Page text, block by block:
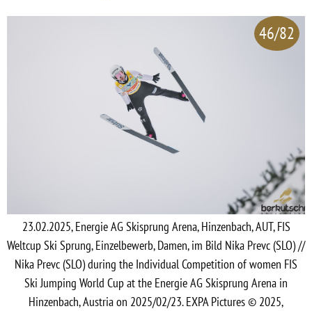
46/82
23.02.2025, Energie AG Skisprung Arena, Hinzenbach, AUT, FIS
Weltcup Ski Sprung, Einzelbewerb, Damen, im Bild Nika Prevc (SLO) //
Nika Prevc (SLO) during the Individual Competition of women FIS
Ski Jumping World Cup at the Energie AG Skisprung Arena in
Hinzenbach, Austria on 2025/02/23. EXPA Pictures © 2025,